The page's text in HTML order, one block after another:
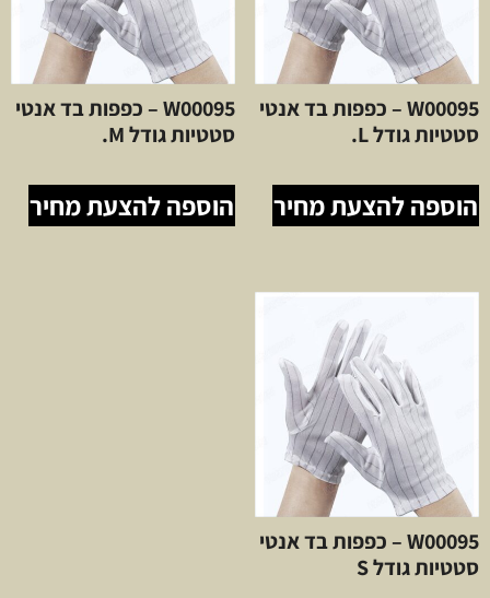
W00095 – כפפות בד אנטי
סטטיות גודל L.
הוספה להצעת מחיר
W00095 – כפפות בד אנטי
סטטיות גודל M.
הוספה להצעת מחיר
W00095 – כפפות בד אנטי
סטטיות גודל S